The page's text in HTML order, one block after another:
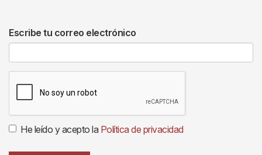
Escribe tu correo electrónico
He leído y acepto la Política de privacidad